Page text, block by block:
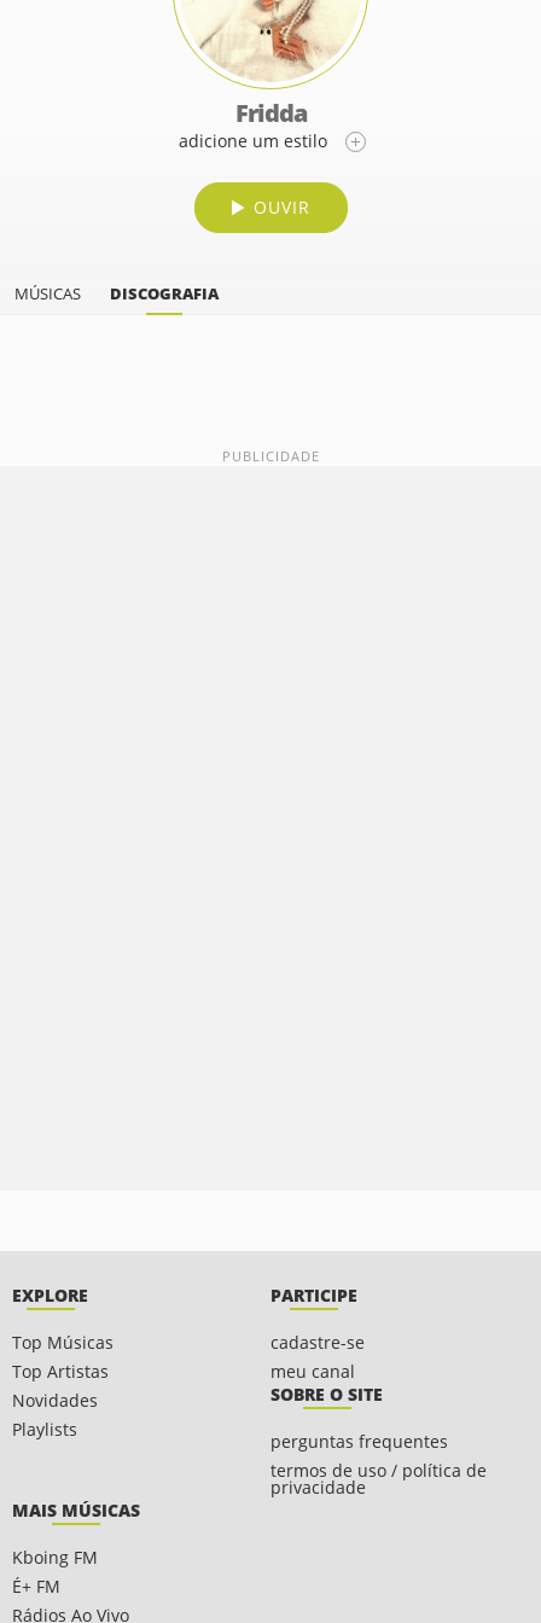
Fridda
adicione um estilo
OUVIR
MÚSICAS DISCOGRAFIA
EXPLORE
Top Músicas
Top Artistas
Novidades
Playlists
PARTICIPE
cadastre-se
meu canal
SOBRE O SITE
perguntas frequentes
termos de uso / política de
privacidade
MAIS MÚSICAS
Kboing FM
É+ FM
Rádios Ao Vivo